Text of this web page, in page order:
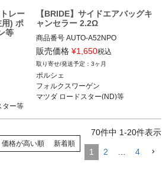
レー
) ポ
等
ター 16-
ター 05-
ター等
【BRIDE】サイドエアバッグキ
ャンセラー 2.2Ω
商品番号 AUTO-A52NPO
メーカー品番：A52NPO
ポルシェ
フォルクスワーゲン
マツダ ロードスター(ND)等
販売価格 ¥1,650税込
3ヶ月
ポルシェ
フォルクスワーゲン
マツダ ロードスター(ND)等
価格が高い順 新着順
70件中 1-20件表示
1 2 4